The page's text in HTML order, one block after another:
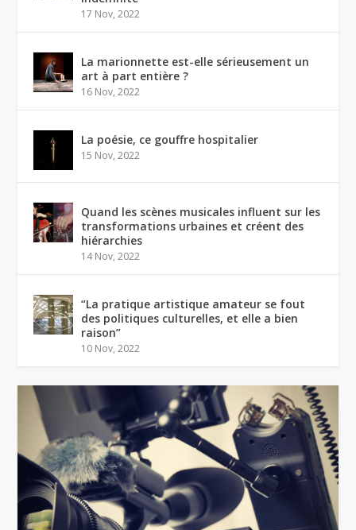
17 Nov, 2022
La marionnette est-elle sérieusement un
art à part entière ?
16 Nov, 2022
La poésie, ce gouffre hospitalier
15 Nov, 2022
Quand les scènes musicales influent sur les
transformations urbaines et créent des
hiérarchies
14 Nov, 2022
“La pratique artistique amateur se fout
des politiques culturelles, et elle a bien
raison”
10 Nov, 2022